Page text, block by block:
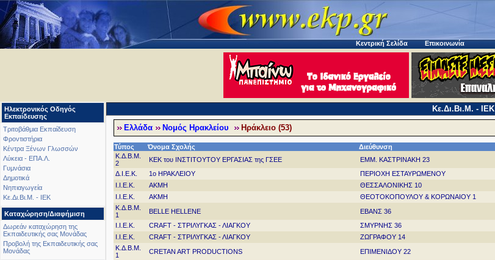
Κεντρική Σελίδα Επικοινωνία
Ηλεκτρονικός Οδηγός
Εκπαίδευσης
Τριτοβάθμια Εκπαίδευση
Φροντιστήρια
Κέντρα Ξένων Γλωσσών
Λύκεια - ΕΠΑ.Λ.
Γυμνάσια
Δημοτικά
Νηπιαγωγεία
Κε.Δι.Βι.Μ. - ΙΕΚ
Καταχώρηση/Διαφήμιση
Δωρεάν καταχώρηση της
Εκπαιδευτικής σας Μονάδας
Προβολή της Εκπαιδευτικής σας
Μονάδας
Κε.Δι.Βι.Μ. - ΙΕΚ
Ελλάδα Νομός Ηρακλείου Ηράκλειο (53)
Τύπος Όνομα Σχολής Διεύθυνση
Κ.Δ.Β.Μ.
2
ΚΕΚ του ΙΝΣΤΙΤΟΥΤΟΥ ΕΡΓΑΣΙΑΣ της ΓΣΕΕ ΕΜΜ. ΚΑΣΤΡΙΝΑΚΗ 23
Δ.Ι.Ε.Κ.
1ο ΗΡΑΚΛΕΙΟΥ ΠΕΡΙΟΧΗ ΕΣΤΑΥΡΩΜΕΝΟΥ
Ι.Ι.Ε.Κ.
AKMH ΘΕΣΣΑΛΟΝΙΚΗΣ 10
Ι.Ι.Ε.Κ.
AKMH ΘΕΟΤΟΚΟΠΟΥΛΟΥ & ΚΟΡΩΝΑΙΟΥ 1
Κ.Δ.Β.Μ.
1
BELLE HELLENE ΕΒΑΝΣ 36
Ι.Ι.Ε.Κ.
CRAFT - ΣΤΡΙΛΥΓΚΑΣ - ΛΙΑΓΚΟΥ ΣΜΥΡΝΗΣ 36
Ι.Ι.Ε.Κ.
CRAFT - ΣΤΡΙΛΥΓΚΑΣ - ΛΙΑΓΚΟΥ ΖΩΓΡΑΦΟΥ 14
Κ.Δ.Β.Μ.
1
CRETAN ART PRODUCTIONS ΕΠΙΜΕΝΙΔΟΥ 22